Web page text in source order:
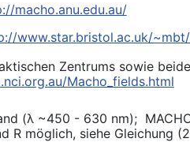
macho.anu.edu.au/
www.star.bristol.ac.uk/
Zentrums sowie
Macho_fields.html
(λ ~450 - 630 nm);
R möglich, siehe Gleichung